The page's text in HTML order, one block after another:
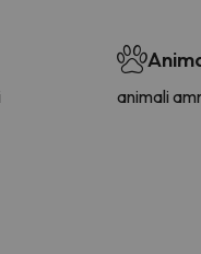
animali